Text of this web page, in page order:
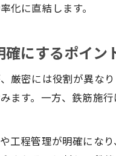
化に直結します。
にするポイン
厳密には役割が異な
ます。一方、鉄筋施
工程管理が明確にな